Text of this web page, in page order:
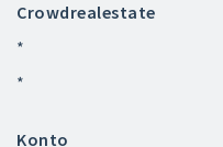
Crowdrealestate
*
*
Konto